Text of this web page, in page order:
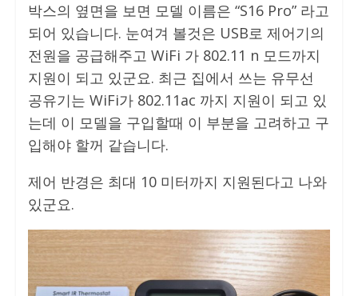
박스의 옆면을 보면 모델 이름은 “S16 Pro” 라고
되어 있습니다. 눈여겨 볼것은 USB로 제어기의
전원을 공급해주고 WiFi 가 802.11 n 모드까지
지원이 되고 있군요. 최근 집에서 쓰는 유무선
공유기는 WiFi가 802.11ac 까지 지원이 되고 있
는데 이 모델을 구입할때 이 부분을 고려하고 구
입해야 할꺼 같습니다.
제어 반경은 최대 10 미터까지 지원된다고 나와
있군요.